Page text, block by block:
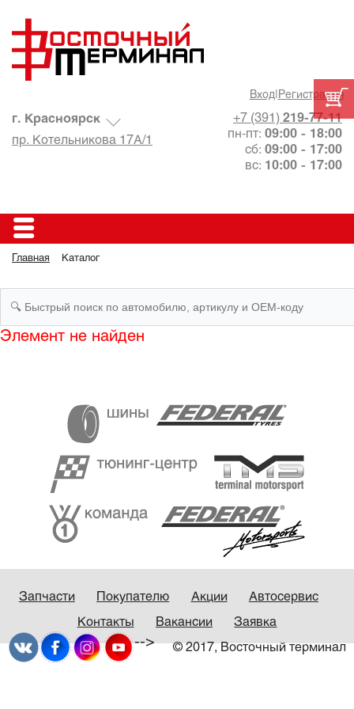
Вход| Регистрация
+7 (391) 219-77-11
пн-пт: 09:00 - 18:00
сб: 09:00 - 17:00
вс: 10:00 - 17:00
г. Красноярск
пр. Котельникова 17А/1
Главная Каталог
Элемент не найден
Запчасти Покупателю Акции Автосервис
Контакты Вакансии Заявка
© 2017, Восточный терминал
-->